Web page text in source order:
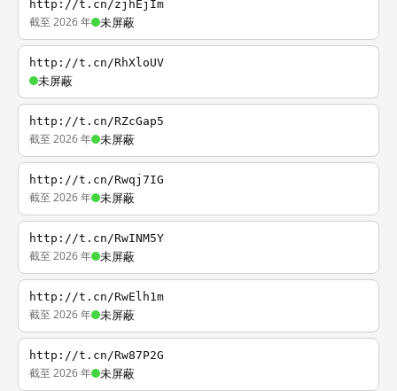
http://t.cn/zjhEjIm
截至 2026 年 未屏蔽
http://t.cn/RhXloUV
未屏蔽
http://t.cn/RZcGap5
截至 2026 年 未屏蔽
http://t.cn/Rwqj7IG
截至 2026 年 未屏蔽
http://t.cn/RwINM5Y
截至 2026 年 未屏蔽
http://t.cn/RwElh1m
截至 2026 年 未屏蔽
http://t.cn/Rw87P2G
截至 2026 年 未屏蔽